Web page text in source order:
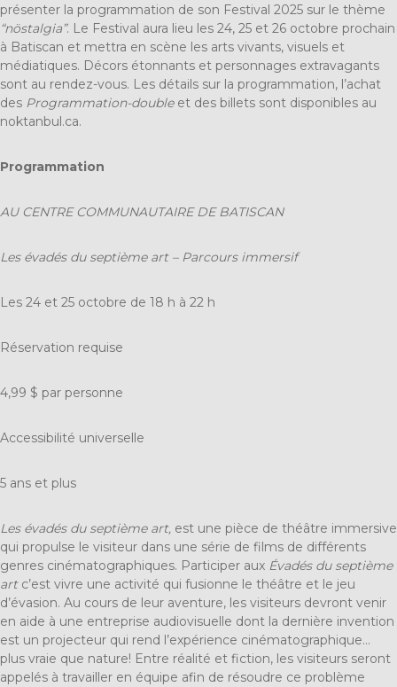
présenter la programmation de son Festival 2025 sur le thème
“nöstalgia”. Le Festival aura lieu les 24, 25 et 26 octobre prochain
à Batiscan et mettra en scène les arts vivants, visuels et
médiatiques. Décors étonnants et personnages extravagants
sont au rendez-vous. Les détails sur la programmation, l’achat
des Programmation-doubleet des billets sont disponibles au
noktanbul.ca.
Programmation
AU CENTRE COMMUNAUTAIRE DE BATISCAN
Les évadés du septième art – Parcours immersif
Les 24 et 25 octobre de 18 h à 22 h
Réservation requise
4,99 $ par personne
Accessibilité universelle
5 ans et plus
Les évadés du septième art, est une pièce de théâtre immersive
qui propulse le visiteur dans une série de films de différents
genres cinématographiques. Participer aux Évadés du septième
artc’est vivre une activité qui fusionne le théâtre et le jeu
d’évasion. Au cours de leur aventure, les visiteurs devront venir
en aide à une entreprise audiovisuelle dont la dernière invention
est un projecteur qui rend l’expérience cinématographique…
plus vraie que nature! Entre réalité et fiction, les visiteurs seront
appelés à travailler en équipe afin de résoudre ce problème